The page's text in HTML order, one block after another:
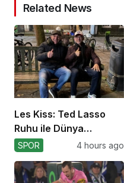
Related News
Les Kiss: Ted Lasso
Ruhu ile Dünya
Kupası’na
SPOR 4 hours ago